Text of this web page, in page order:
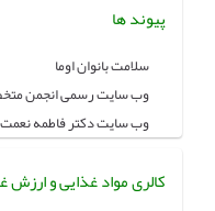
پیوند ها
سلامت بانوان اوما
وب سایت رسمی انجمن
وب سایت دکتر فاطمه نعمت
کالری مواد غذایی و ارزش